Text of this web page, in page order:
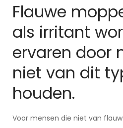
Flauwe
als irritant
ervaren door
niet van dit
houden.
Voor mensen die niet van